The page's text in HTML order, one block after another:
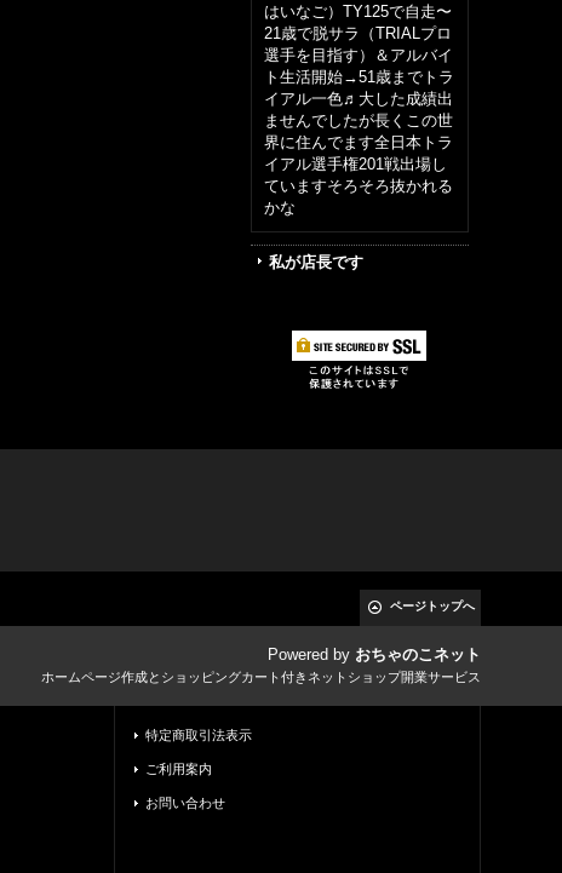
はいなご）TY125で自走〜
21歳で脱サラ（TRIALプロ
選手を目指す）＆アルバイ
ト生活開始→51歳までトラ
イアル一色♬大した成績出
ませんでしたが長くこの世
界に住んでます全日本トラ
イアル選手権201戦出場し
ていますそろそろ抜かれる
かな
私が店長です
ページトップへ
Powered by おちゃのこネット
ホームページ作成とショッピングカート付きネットショップ開業サービス
特定商取引法表示
ご利用案内
お問い合わせ